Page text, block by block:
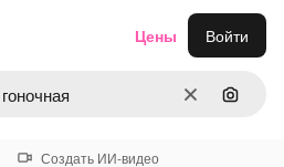
ОчиститьПоиск
Цены Войти
Создать ИИ-видео